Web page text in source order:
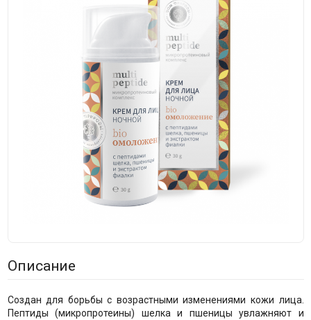
Описание
Создан для борьбы с возрастными изменениями кожи лица.
Пептиды (микропротеины) шелка и пшеницы увлажняют и